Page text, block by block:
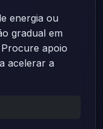
energia ou
gradual em
apoio
acelerar a